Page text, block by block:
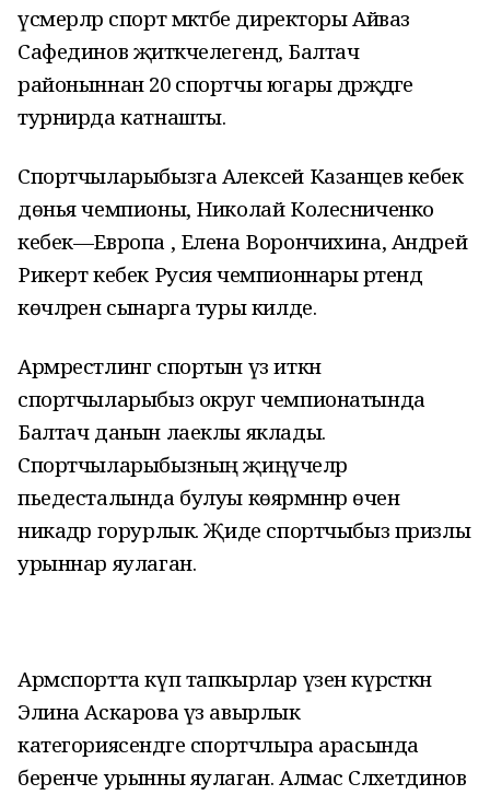
үсмерләр спорт мәктәбе директоры Айваз
Сафединов җитәкчелегендә, Балтач
районыннан 20 спортчы югары дәрәҗәдәге
турнирда катнашты.
Спортчыларыбызга Алексей Казанцев кебек
дөнья чемпионы, Николай Колесниченко
кебек—Европа , Елена Ворончихина, Андрей
Рикерт кебек Русия чемпионнары рәтендә
көчләрен сынарга туры килде.
Армрестлинг спортын үз иткән
спортчыларыбыз округ чемпионатында
Балтач данын лаеклы яклады.
Спортчыларыбызның җиңүчеләр
пьедесталында булуы көярмәннәр өчен
никадәр горурлык. Җиде спортчыбыз призлы
урыннар яулаган.
Армспортта күп тапкырлар үзен күрсәткән
Элина Аскарова үз авырлык
категориясендәге спортчлыра арасында
беренче урынны яулаган. Алмас Сәләхетдинов